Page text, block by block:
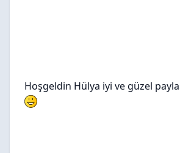
Hoşgeldin Hülya iyi ve güzel